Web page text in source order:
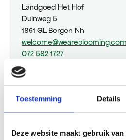
Toestemming Details
Deze website maakt gebruik van
Landgoed Het Hof
Duinweg 5
1861 GL Bergen Nh
welcome@weareblooming.com
072 582 1727
Openingstijden